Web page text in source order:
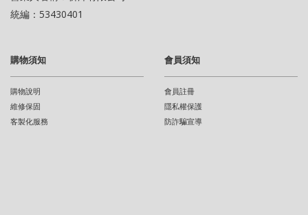
統編：53430401
購物須知
購物說明
維修保固
客製化服務
會員須知
會員註冊
隱私權保護
防詐騙宣導